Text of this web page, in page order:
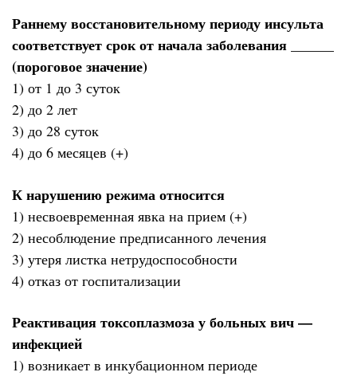
Раннему восстановительному периоду инсульта
соответствует срок от начала заболевания ______
(пороговое значение)
1) от 1 до 3 суток
2) до 2 лет
3) до 28 суток
4) до 6 месяцев (+)
К нарушению режима относится
1) несвоевременная явка на прием (+)
2) несоблюдение предписанного лечения
3) утеря листка нетрудоспособности
4) отказ от госпитализации
Реактивация токсоплазмоза у больных вич —
инфекцией
1) возникает в инкубационном периоде